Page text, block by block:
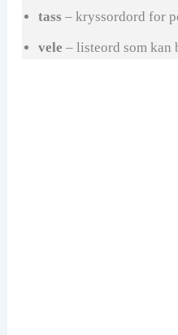
tass – kryssordord for
vele – listeord som kan